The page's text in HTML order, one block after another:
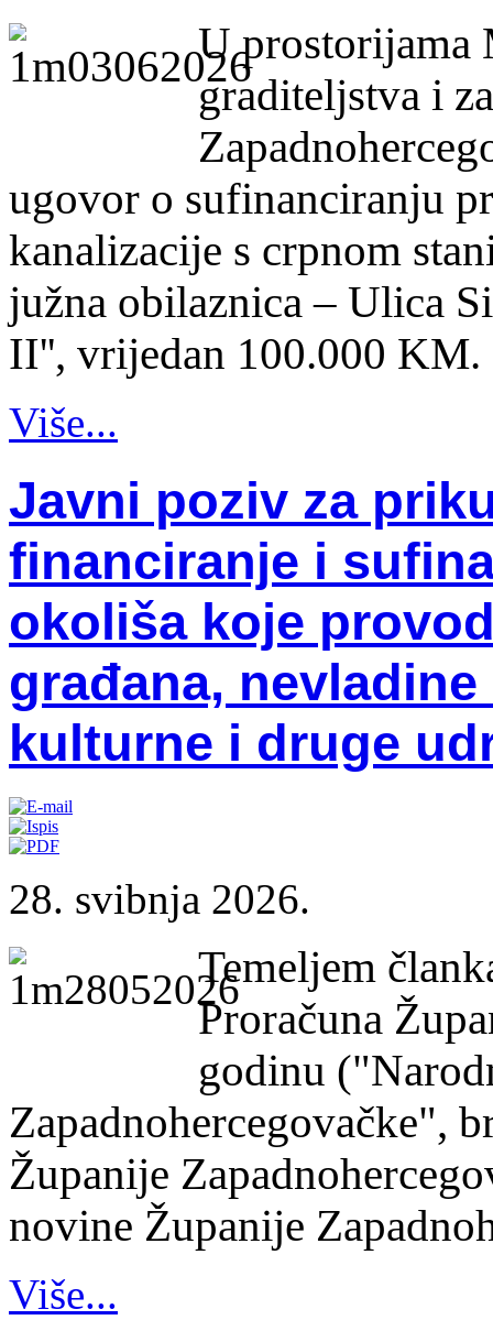
U prostorijama
graditeljstva i
ugovor o sufinanciranju
kanalizacije s crpnom
južna obilaznica – Ulica
II'', vrijedan 100.000 KM.
Više...
Javni poziv za
financiranje i
okoliša koje
građana,
kulturne i druge
28. svibnja 2026.
Temeljem
Proračuna
godinu
Zapadnohercegovačke",
Županije
novine Županije
Više...